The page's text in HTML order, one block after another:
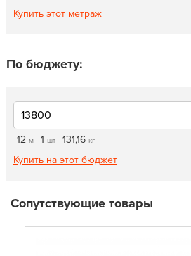
Купить этот метраж
По бюджету:
12 м 1 шт 131,16 кг
Купить на этот бюджет
Сопутствующие товары